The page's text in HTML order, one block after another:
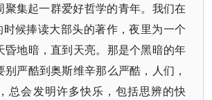
聚集起一群爱好哲学的青年。我们在
时候捧读大部头的著作，夜里为一个
昏地暗，直到天亮。那是个黑暗的年
严酷到奥斯维辛那么严酷，人们，
总会发明许多快乐，包括思辨的快